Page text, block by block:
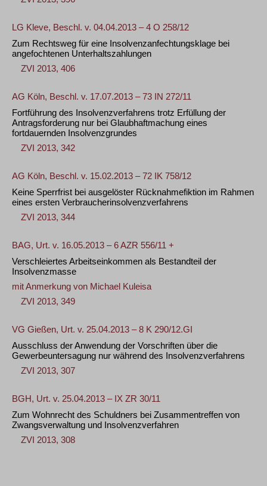
LG Kleve, Beschl. v. 04.04.2013 – 4 O 258/12
Zum Rechtsweg für eine Insolvenzanfechtungsklage bei
angefochtenen Unterhaltszahlungen
ZVI 2013, 406
AG Köln, Beschl. v. 17.07.2013 – 73 IN 272/11
Fortführung des Insolvenzverfahrens trotz Erfüllung der
Antragsforderung nur bei Glaubhaftmachung eines
fortdauernden Insolvenzgrundes
ZVI 2013, 342
AG Köln, Beschl. v. 15.02.2013 – 72 IK 758/12
Keine Sperrfrist bei ausgelöster Rücknahmefiktion im Rahmen
eines ersten Verbraucherinsolvenzverfahrens
ZVI 2013, 344
BAG, Urt. v. 16.05.2013 – 6 AZR 556/11 +
Verschleiertes Arbeitseinkommen als Bestandteil der
Insolvenzmasse
mit Anmerkung von Michael Kuleisa
ZVI 2013, 349
VG Gießen, Urt. v. 25.04.2013 – 8 K 290/12.GI
Ausschluss der Anwendung der Vorschriften über die
Gewerbeuntersagung nur während des Insolvenzverfahrens
ZVI 2013, 307
BGH, Urt. v. 25.04.2013 – IX ZR 30/11
Zum Wohnrecht des Schuldners bei Zusammentreffen von
Zwangsverwaltung und Insolvenzverfahren
ZVI 2013, 308